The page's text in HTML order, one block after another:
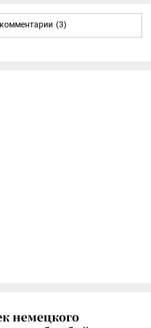
(3)
немецкого